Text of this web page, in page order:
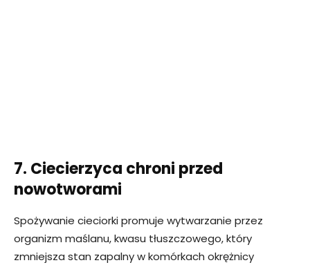
7. Ciecierzyca chroni przed
nowotworami
Spożywanie cieciorki promuje wytwarzanie przez
organizm maślanu, kwasu tłuszczowego, który
zmniejsza stan zapalny w komórkach okrężnicy